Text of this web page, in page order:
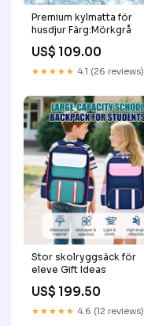
Premium kylmatta för
husdjur Färg:Mörkgrå
US$ 109.00
★★★★★ 4.1 (26 reviews)
Stor skolryggsäck för
eleve Gift Ideas
US$ 199.50
★★★★★ 4.6 (12 reviews)